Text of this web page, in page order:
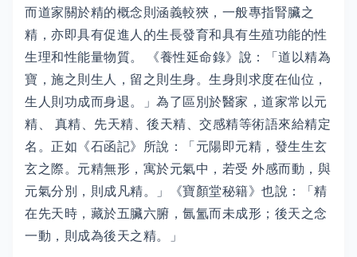
而道家關於精的概念則涵義較狹，一般專指腎臟之
精，亦即具有促進人的生長發育和具有生殖功能的性
生理和性能量物質。 《養性延命錄》說：「道以精為
寶，施之則生人，留之則生身。生身則求度在仙位，
生人則功成而身退。」為了區別於醫家，道家常以元
精、 真精、先天精、後天精、交感精等術語來給精定
名。正如《石函記》所說：「元陽即元精，發生生玄
玄之際。元精無形，寓於元氣中，若受 外感而動，與
元氣分別，則成凡精。」《寶顏堂秘籍》也說：「精
在先天時，藏於五臟六腑，氤氳而未成形；後天之念
一動，則成為後天之精。」